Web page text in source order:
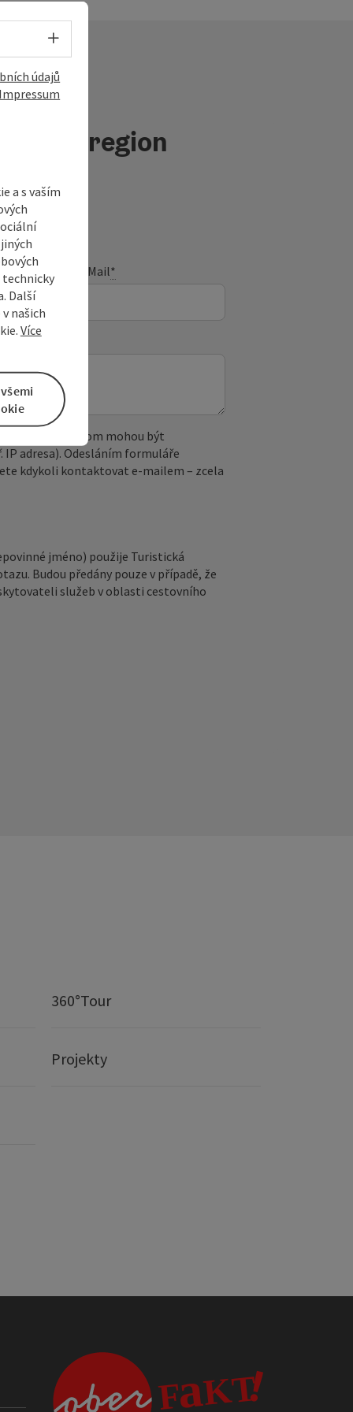
region
E-Mail*
Při tom mohou být
adresa). Odesláním formuláře
kdykoli kontaktovat e‑mailem – zcela
jméno) použije Turistická
Budou předány pouze v případě, že
služeb v oblasti cestovního
360°Tour
Projekty
Volba jazyka - Otevřít menu
údajů
a s vaším
technicky
Další
našich
Více